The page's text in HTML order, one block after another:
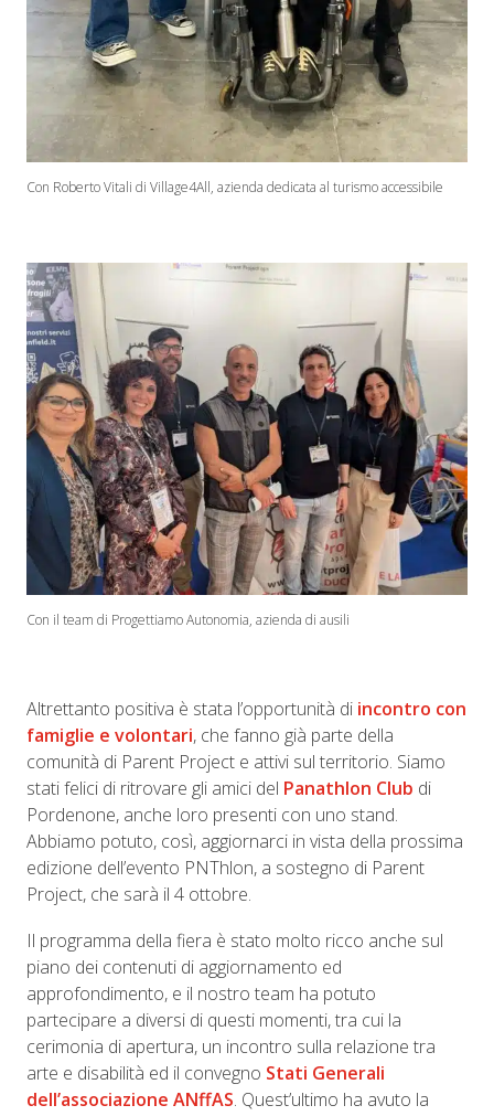
Con Roberto Vitali di Village4All, azienda dedicata al turismo accessibile
Con il team di Progettiamo Autonomia, azienda di ausili
Altrettanto positiva è stata l’opportunità di incontro con
famiglie e volontari, che fanno già parte della
comunità di Parent Project e attivi sul territorio. Siamo
stati felici di ritrovare gli amici del Panathlon Club di
Pordenone, anche loro presenti con uno stand.
Abbiamo potuto, così, aggiornarci in vista della prossima
edizione dell’evento PNThlon, a sostegno di Parent
Project, che sarà il 4 ottobre.
Il programma della fiera è stato molto ricco anche sul
piano dei contenuti di aggiornamento ed
approfondimento, e il nostro team ha potuto
partecipare a diversi di questi momenti, tra cui la
cerimonia di apertura, un incontro sulla relazione tra
arte e disabilità ed il convegno Stati Generali
dell’associazione ANffAS. Quest’ultimo ha avuto la